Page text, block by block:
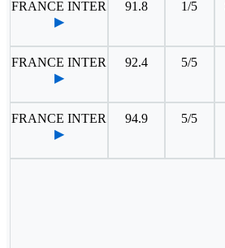
FRANCE INTER
▶
91.8 1/5
FRANCE INTER
▶
92.4 5/5
FRANCE INTER
▶
94.9 5/5